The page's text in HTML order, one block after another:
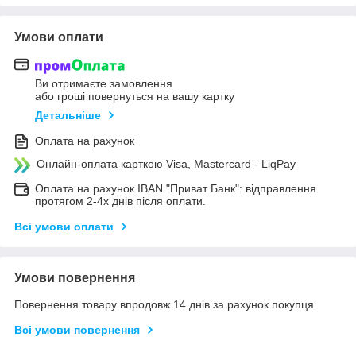
Умови оплати
Ви отримаєте замовлення
або гроші повернуться на вашу картку
Детальніше
Оплата на рахунок
Онлайн-оплата карткою Visa, Mastercard - LiqPay
Оплата на рахунок IBAN "Приват Банк": відправлення
протягом 2-4х днів після оплати.
Всі умови оплати
Умови повернення
Повернення товару впродовж 14 днів за рахунок покупця
Всі умови повернення